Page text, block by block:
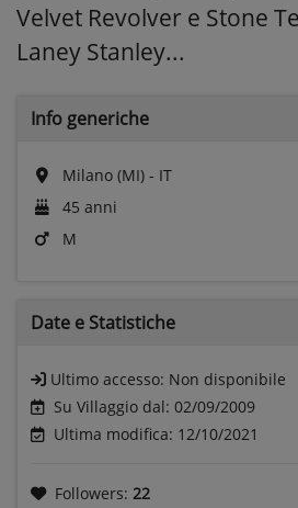
Velvet Revolver e Stone
Laney Stanley...
Info generiche
Milano (MI) - IT
45 anni
M
Date e Statistiche
Ultimo accesso: Non disponibile
Su Villaggio dal: 02/09/2009
Ultima modifica: 12/10/2021
Followers: 22